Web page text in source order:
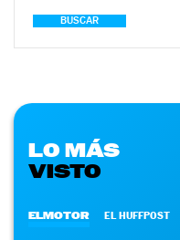
BUSCAR
LO MÁS
VISTO
ELMOTOR EL HUFFPOST